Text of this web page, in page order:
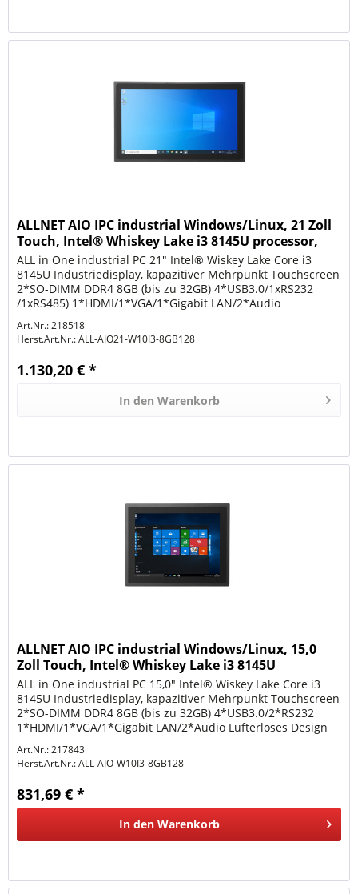
ALLNET AIO IPC industrial Windows/Linux, 21 Zoll
Touch, Intel® Whiskey Lake i3 8145U processor,
8GB/
ALL in One industrial PC 21" Intel® Wiskey Lake Core i3
8145U Industriedisplay, kapazitiver Mehrpunkt Touchscreen
2*SO-DIMM DDR4 8GB (bis zu 32GB) 4*USB3.0/1xRS232
/1xRS485) 1*HDMI/1*VGA/1*Gigabit LAN/2*Audio
Art.Nr.: 218518
Herst.Art.Nr.:ALL-AIO21-W10I3-8GB128
1.130,20 € *
In den Warenkorb
ALLNET AIO IPC industrial Windows/Linux, 15,0
Zoll Touch, Intel® Whiskey Lake i3 8145U
processor, 8G
ALL in One industrial PC 15,0" Intel® Wiskey Lake Core i3
8145U Industriedisplay, kapazitiver Mehrpunkt Touchscreen
2*SO-DIMM DDR4 8GB (bis zu 32GB) 4*USB3.0/2*RS232
1*HDMI/1*VGA/1*Gigabit LAN/2*Audio Lüfterloses Design
Art.Nr.: 217843
Herst.Art.Nr.:ALL-AIO-W10I3-8GB128
831,69 € *
In den Warenkorb